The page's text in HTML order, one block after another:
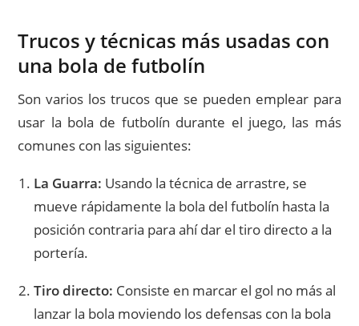
Trucos y técnicas más usadas con
una bola de futbolín
Son varios los trucos que se pueden emplear para
usar la bola de futbolín durante el juego, las más
comunes con las siguientes:
La Guarra: Usando la técnica de arrastre, se
mueve rápidamente la bola del futbolín hasta la
posición contraria para ahí dar el tiro directo a la
portería.
Tiro directo: Consiste en marcar el gol no más al
lanzar la bola moviendo los defensas con la bola